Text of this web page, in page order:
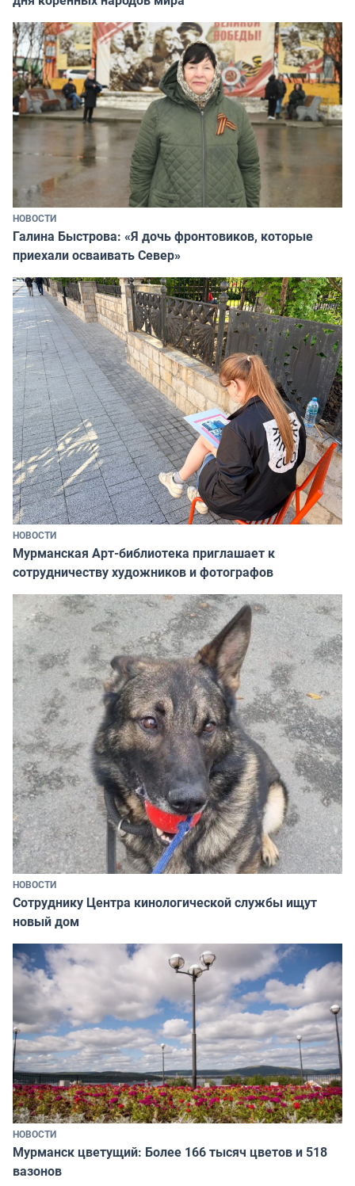
НОВОСТИ
Галина Быстрова: «Я дочь фронтовиков, которые
приехали осваивать Север»
НОВОСТИ
Мурманская Арт-библиотека приглашает к
сотрудничеству художников и фотографов
НОВОСТИ
Сотруднику Центра кинологической службы ищут
новый дом
НОВОСТИ
Мурманск цветущий: Более 166 тысяч цветов и 518
вазонов